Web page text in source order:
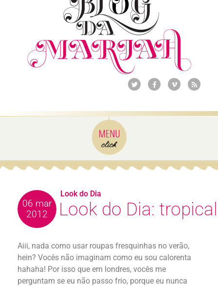
06 mar
2012
Look do Dia: tropical
Aiii, nada como usar roupas fresquinhas no verão,
hein? Vocês não imaginam como eu sou calorenta
hahaha! Por isso que em londres, vocês me
perguntam se eu não passo frio, porque eu nunca
Look do Dia